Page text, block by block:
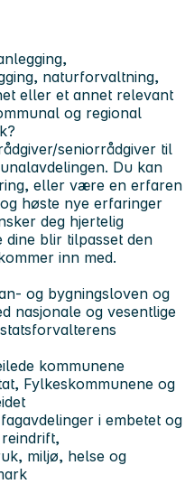
naturforvaltning,
eller et annet relevant
og regional
seniorrådgiver til
Du kan
eller være en erfaren
høste nye erfaringer
deg hjertelig
dine blir tilpasset den
inn med.
og bygningsloven og
nasjonale og vesentlige
kommunene
Fylkeskommunene og
i embetet og
miljø, helse og